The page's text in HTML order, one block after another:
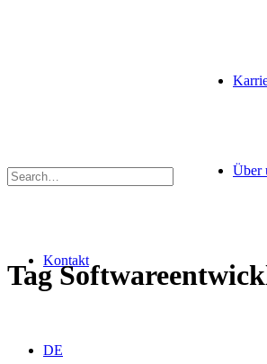
Über
Kontakt
DE
Tag